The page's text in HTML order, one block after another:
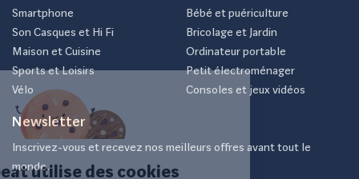
Smartphone
Son Casques et Hi Fi
Maison et Cuisine
Sports et Loisirs
Vélo
Bébé et puériculture
Bricolage et Jardin
Ordinateur portable
Petit électroménager
Consoles et jeux vidéos
Newsletter
Inscrivez-vous et recevez nos meilleurs offres avant tout le
monde.